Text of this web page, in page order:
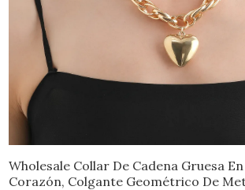
Wholesale Collar De Cadena Gruesa
Corazón, Colgante Geométrico De